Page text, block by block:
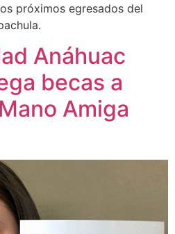
próximos egresados del
Anáhuac
becas a
Amiga